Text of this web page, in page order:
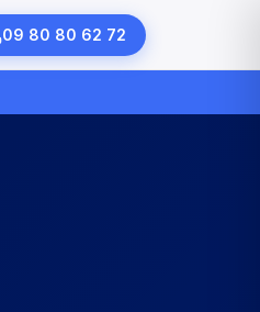
09 80 80 62 72